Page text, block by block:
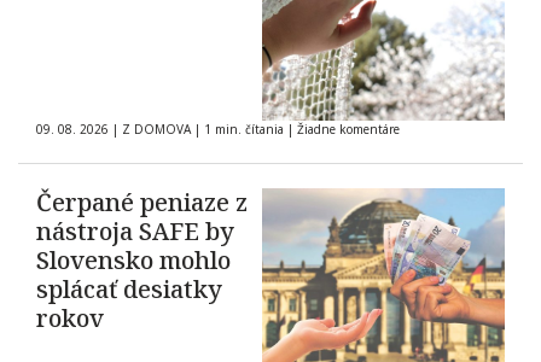
09. 08. 2026 | Z DOMOVA | 1 min. čítania | Žiadne komentáre
Čerpané peniaze z
nástroja SAFE by
Slovensko mohlo
splácať desiatky
rokov